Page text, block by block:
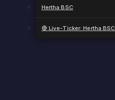
Hertha BSC
🔴 Live-Ticker: Hertha BSC